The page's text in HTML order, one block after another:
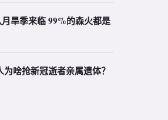
旱季来临 99%的森火都是
为啥抢新冠逝者亲属遗体？